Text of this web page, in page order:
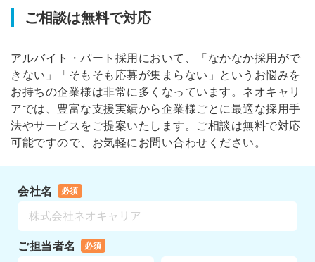
ご相談は無料で対応
アルバイト・パート採用において、「なかなか採用がで
きない」「そもそも応募が集まらない」というお悩みを
お持ちの企業様は非常に多くなっています。ネオキャリ
アでは、豊富な支援実績から企業様ごとに最適な採用手
法やサービスをご提案いたします。ご相談は無料で対応
可能ですので、お気軽にお問い合わせください。
会社名 必須
ご担当者名 必須